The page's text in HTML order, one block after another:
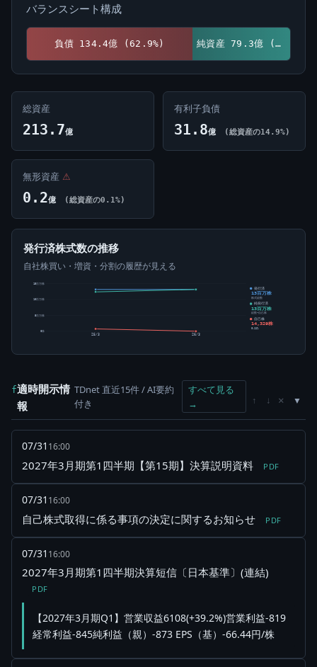
バランスシート構成
負債 134.4億 (62.9%) 純資産 79.3億 (37.1%)
総資産
213.7億
有利子負債
31.8億 (総資産の14.9%)
無形資産 ⚠
0.2億 (総資産の0.1%)
発行済株式数の推移
自社株買い・増資・分割の履歴が見える
0株
5百万株
10百万株
15百万株
25/3 26/3
発行済
13百万株
株式総数
純発行済
13百万株
総数-自己株
自己株
14,329株
0.11%
f適時開示情
報
TDnet 直近15件 / AI要約
付き
すべて見る
→
↑ ↓ ×
07/31 16:00
2027年3月期第1四半期【第15期】決算説明資料 PDF
07/31 16:00
自己株式取得に係る事項の決定に関するお知らせ PDF
07/31 16:00
2027年3月期第1四半期決算短信〔日本基準〕(連結)
PDF
【2027年3月期Q1】営業収益6108(+39.2%)営業利益-819
経常利益-845純利益（親）-873 EPS（基）-66.44円/株